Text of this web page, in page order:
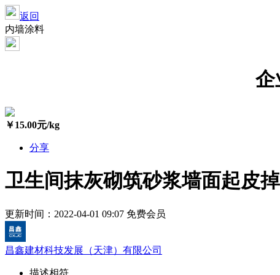
返回
内墙涂料
企
￥15.00元/kg
分享
卫生间抹灰砌筑砂浆墙面起皮
更新时间：2022-04-01 09:07 免费会员
昌鑫建材科技发展（天津）有限公司
描述相符